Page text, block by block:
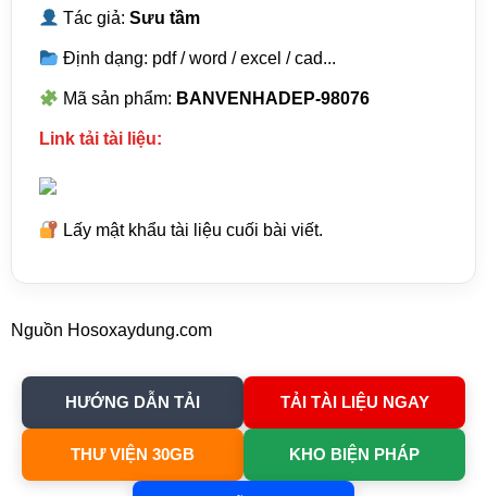
Tác giả:Sưu tầm
Định dạng: pdf / word / excel / cad...
Mã sản phẩm: BANVENHADEP-98076
Link tải tài liệu:
Lấy mật khẩu tài liệu cuối bài viết.
Nguồn Hosoxaydung.com
HƯỚNG DẪN TẢI TẢI TÀI LIỆU NGAY
THƯ VIỆN 30GB KHO BIỆN PHÁP